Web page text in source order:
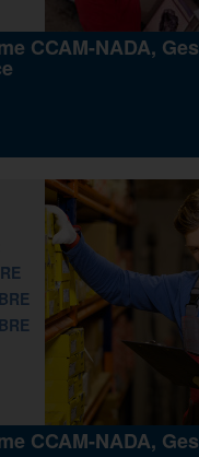
CCAM-NADA,
CCAM-NADA,